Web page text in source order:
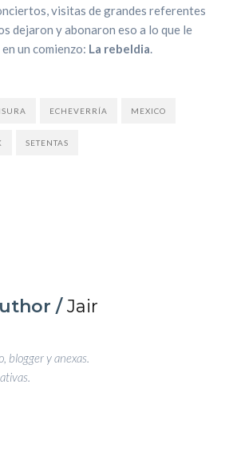
visitas de grandes referentes
dejaron y abonaron eso a lo que le
un comienzo: La rebeldia
ECHEVERRÍA MEXICO
SETENTAS
/Jair
blogger y anexas.